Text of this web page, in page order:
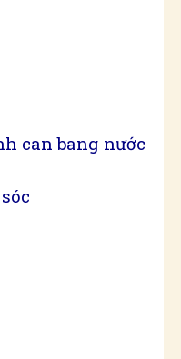
can bang nước